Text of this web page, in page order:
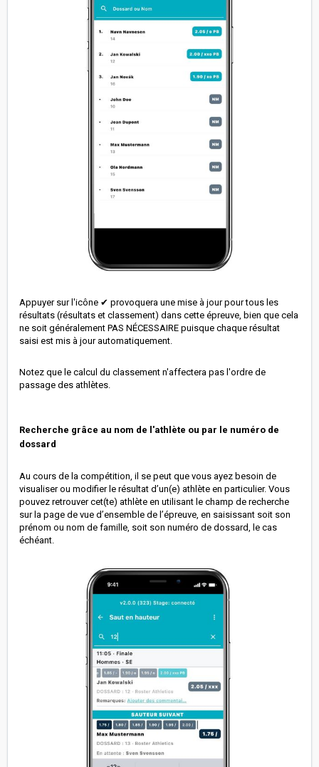
Appuyer sur l'icône ✔ provoquera une mise à jour pour tous les
résultats (résultats et classement) dans cette épreuve, bien que cela
ne soit généralement PAS NÉCESSAIRE puisque chaque résultat
saisi est mis à jour automatiquement.
Notez que le calcul du classement n'affectera pas l'ordre de
passage des athlètes.
Recherche grâce au nom de l'athlète ou par le numéro de
dossard
Au cours de la compétition, il se peut que vous ayez besoin de
visualiser ou modifier le résultat d’un(e) athlète en particulier. Vous
pouvez retrouver cet(te) athlète en utilisant le champ de recherche
sur la page de vue d’ensemble de l’épreuve, en saisissant soit son
prénom ou nom de famille, soit son numéro de dossard, le cas
échéant.